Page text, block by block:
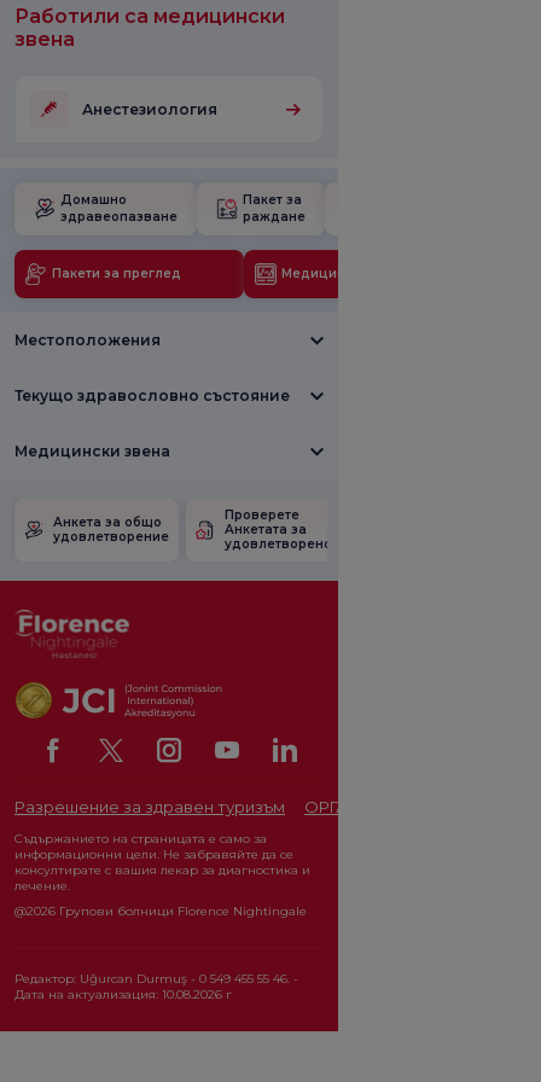
Работили са медицински
звена
Анестезиология
Домашно
здравеопазване
Пакет за
раждане
Пакети за преглед Медицински технологии
Местоположения
Текущо здравословно състояние
Медицински звена
Анкета за общо
удовлетворение
Проверете
Анкетата за
удовлетвореност.
Разрешение за здравен туризъм ОРГАН ЗА ЗАЩИТА НА
Съдържанието на страницата е само за
информационни цели. Не забравяйте да се
консултирате с вашия лекар за диагностика и
лечение.
@2026 Групови болници Florence Nightingale
Редактор: Uğurcan Durmuş - 0 549 455 55 46. -
Дата на актуализация: 10.08.2026 г